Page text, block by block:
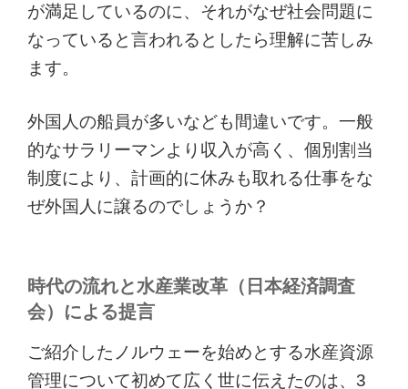
が満足しているのに、それがなぜ社会問題に
なっていると言われるとしたら理解に苦しみ
ます。
外国人の船員が多いなども間違いです。一般
的なサラリーマンより収入が高く、個別割当
制度により、計画的に休みも取れる仕事をな
ぜ外国人に譲るのでしょうか？
時代の流れと水産業改革（日本経済調査
会）による提言
ご紹介したノルウェーを始めとする水産資源
管理について初めて広く世に伝えたのは、3